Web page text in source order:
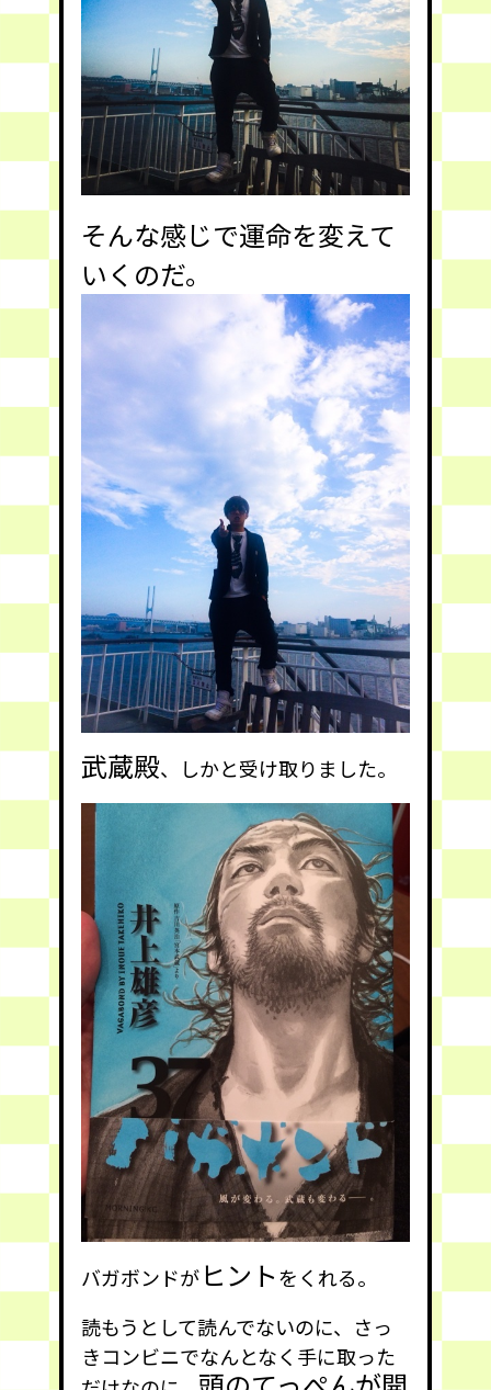
そんな感じで運命を変えて
いくのだ。
武蔵殿、しかと受け取りました。
バガボンドがヒントをくれる。
読もうとして読んでないのに、さっ
きコンビニでなんとなく手に取った